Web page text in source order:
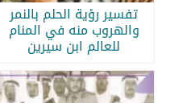
تفسير رؤية الحلم بالنمر
والهروب منه في المنام
للعالم ابن سيرين